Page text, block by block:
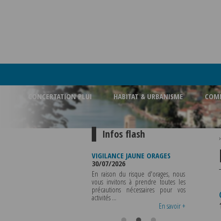
CONCERTATION PLUI HABITAT & URBANISME
Infos flash
VIGILANCE JAUNE ORAGES
30/07/2026
En raison du risque d'orages, nous
vous invitons à prendre toutes les
précautions nécessaires pour vos
activités ...
En savoir +
Météo-
métropole
vigilance
›